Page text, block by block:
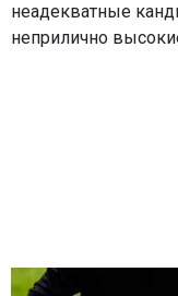
неадекватные
неприлично